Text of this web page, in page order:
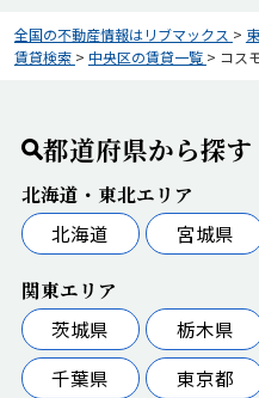
全国の不動産情報はリブマックス >
賃貸検索 > 中央区の賃貸一覧 > コス
都道府県から探す
北海道・東北エリア
北海道
宮城県
関東エリア
茨城県
栃木県
千葉県
東京都